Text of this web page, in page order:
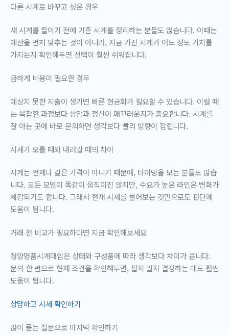
다른 시계로 바꾸고 싶은 경우
새 시계를 들이기 전에 기존 시계를 정리하는 분들도 많습니다. 이때는
예산을 먼저 맞추는 것이 아니라, 지금 가진 시계가 어느 정도 가치를
가지는지 확인해두면 선택이 훨씬 쉬워집니다.
급하게 비용이 필요한 경우
예상치 못한 지출이 생기면 빠른 현금화가 필요할 수 있습니다. 이럴 때
는 복잡한 과정보다 상담과 정산이 매끄러운지가 중요합니다. 시계를
잘 아는 곳에 바로 문의하면 생각보다 빨리 방향이 잡힙니다.
시세가 오를 때와 내려갈 때의 차이
시계는 언제나 같은 가격이 아니기 때문에, 타이밍을 보는 분들도 많습
니다. 모든 모델이 똑같이 움직이진 않지만, 수요가 높은 라인은 변화가
체감되기도 합니다. 그래서 현재 시세를 물어보는 것만으로도 판단에
도움이 됩니다.
거래 전 비교가 필요하다면 지금 확인해보세요
청양명품시계매입은 상태와 구성품에 따라 생각보다 차이가 큽니다.
문의 한 번으로 현재 조건을 확인해두면, 팔지 말지 결정하는 데도 훨씬
도움이 됩니다.
상담하고 시세 확인하기
많이 묻는 질문으로 마지막 확인하기